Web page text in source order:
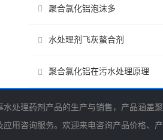
聚合氯化铝泡沫多
水处理剂飞灰螯合剂
聚合氯化铝在污水处理原理
处理药剂产品的生产与销售，产品涵
用咨询服务。欢迎来电咨询产品价格、